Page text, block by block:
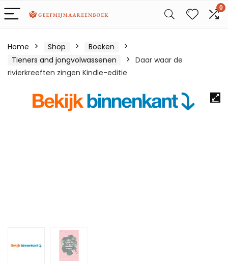
0
Home Shop
Boeken
Tieners and jongvolwassenen
Daar waar de
rivierkreeften zingen Kindle-editie